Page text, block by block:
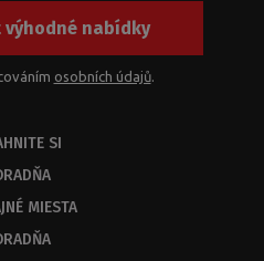
nabídky
osobních údajů.
SI
MIESTA